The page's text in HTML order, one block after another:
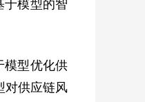
于模型的智
模型优化供
对供应链风